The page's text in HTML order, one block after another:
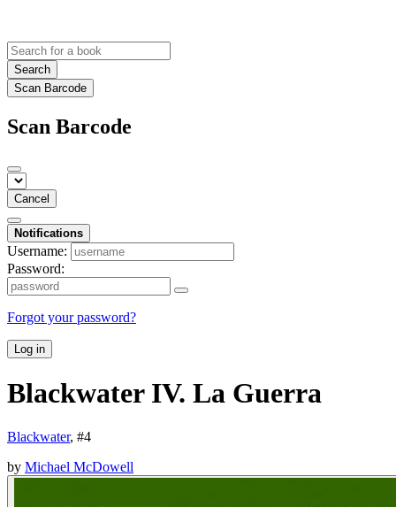
Search
Scan Barcode
Scan Barcode
Cancel
Notifications
Username:
Password:
Forgot your password?
Log in
Blackwater IV. La Guerra
Blackwater, #4
by Michael McDowell